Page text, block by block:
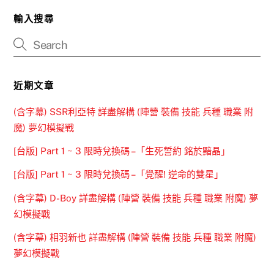
輸入搜尋
近期文章
(含字幕) SSR利亞特 詳盡解構 (陣營 裝備 技能 兵種 職業 附
魔) 夢幻模擬戰
[台版] Part 1 ~ 3 限時兌換碼 –「生死誓約 銘於黯晶」
[台版] Part 1 ~ 3 限時兌換碼 –「覺醒! 逆命的雙星」
(含字幕) D-Boy 詳盡解構 (陣營 裝備 技能 兵種 職業 附魔) 夢
幻模擬戰
(含字幕) 相羽新也 詳盡解構 (陣營 裝備 技能 兵種 職業 附魔)
夢幻模擬戰